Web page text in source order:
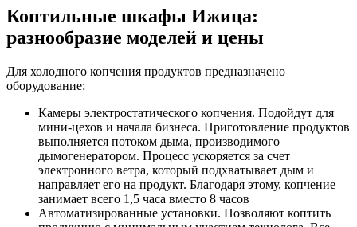
Коптильные шкафы Ижица:
разнообразие моделей и цены
Для холодного копчения продуктов предназначено
оборудование:
Камеры электростатического копчения. Подойдут для
мини-цехов и начала бизнеса. Приготовление продуктов
выполняется потоком дыма, производимого
дымогенератором. Процесс ускоряется за счет
электронного ветра, который подхватывает дым и
направляет его на продукт. Благодаря этому, копчение
занимает всего 1,5 часа вместо 8 часов
Автоматизированные установки. Позволяют коптить